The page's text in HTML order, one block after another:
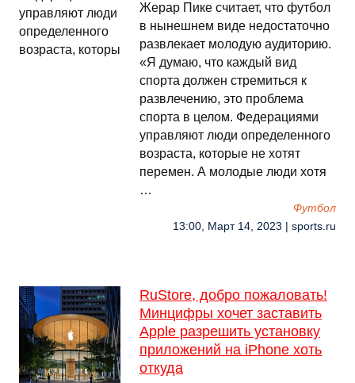
Жерар Пике считает, что футбол
в нынешнем виде недостаточно
развлекает молодую аудиторию.
«Я думаю, что каждый вид
спорта должен стремиться к
развлечению, это проблема
спорта в целом. Федерациями
управляют люди определенного
возраста, которые не хотят
перемен. А молодые люди хотя
…
Футбол
13:00, Март 14, 2023 | sports.ru
RuStore, добро пожаловать!
Минцифры хочет заставить
Apple разрешить установку
приложений на iPhone хоть
откуда